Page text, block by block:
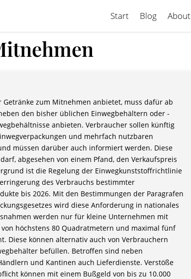
Start Blog About
Getränke zum Mitnehmen anbietet, muss dafür ab
den bisher üblichen Einwegbehältern oder -
anbieten. Verbraucher sollen künftig
und mehrfach nutzbaren
müssen darüber auch informiert werden. Diese
abgesehen von einem Pfand, den Verkaufspreis
ist die Regelung der Einwegkunststoffrichtlinie
des Verbrauchs bestimmter
bis 2026. Mit den Bestimmungen der Paragrafen
wird diese Anforderung in nationales
werden nur für kleine Unternehmen mit
höchstens 80 Quadratmetern und maximal fünf
Diese können alternativ auch von Verbrauchern
befüllen. Betroffen sind neben
und Kantinen auch Lieferdienste. Verstöße
können mit einem Bußgeld von bis zu 10.000